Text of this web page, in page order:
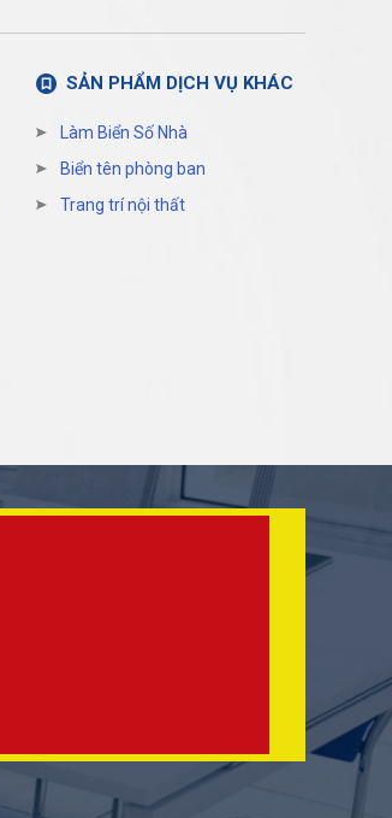
SẢN PHẨM DỊCH VỤ KHÁC
Làm Biển Số Nhà
Biển tên phòng ban
Trang trí nội thất